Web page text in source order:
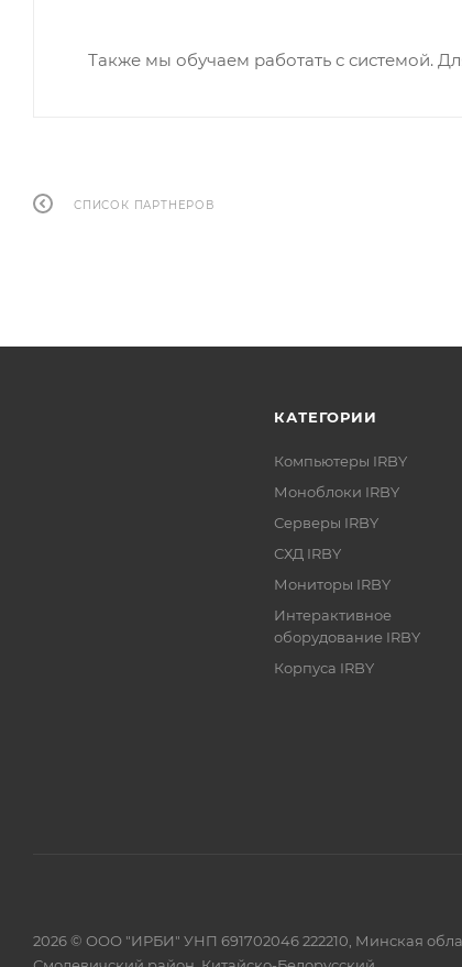
Также мы обучаем работать с системой.
СПИСОК ПАРТНЕРОВ
КАТЕГОРИИ
Компьютеры IRBY
Моноблоки IRBY
Серверы IRBY
СХД IRBY
Мониторы IRBY
Интерактивное
оборудование IRBY
Корпуса IRBY
2026 © ООО "ИРБИ" УНП 691702046 222210, Минская